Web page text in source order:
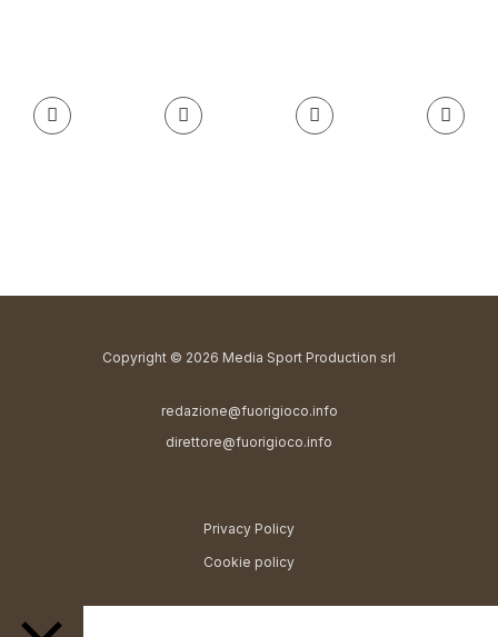
Copyright © 2026 Media Sport Production srl
redazione@fuorigioco.info
direttore@fuorigioco.info
Privacy Policy
Cookie policy